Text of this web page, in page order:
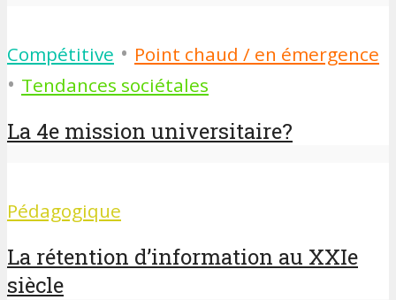
Compétitive • Point chaud / en émergence
• Tendances sociétales
La 4e mission universitaire?
Pédagogique
La rétention d’information au XXIe
siècle